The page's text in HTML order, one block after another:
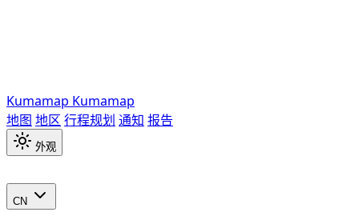
Kumamap Kumamap
地图 地区 行程规划 通知 报告
外观
CN